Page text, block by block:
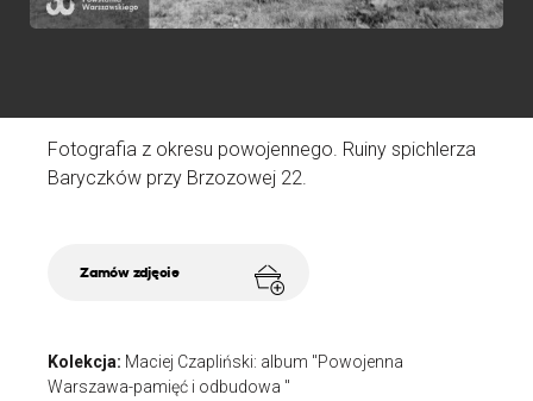
Fotografia z okresu powojennego. Ruiny spichlerza
Baryczków przy Brzozowej 22.
Zamów zdjęcie
Kolekcja: Maciej Czapliński: album "Powojenna
Warszawa-pamięć i odbudowa "